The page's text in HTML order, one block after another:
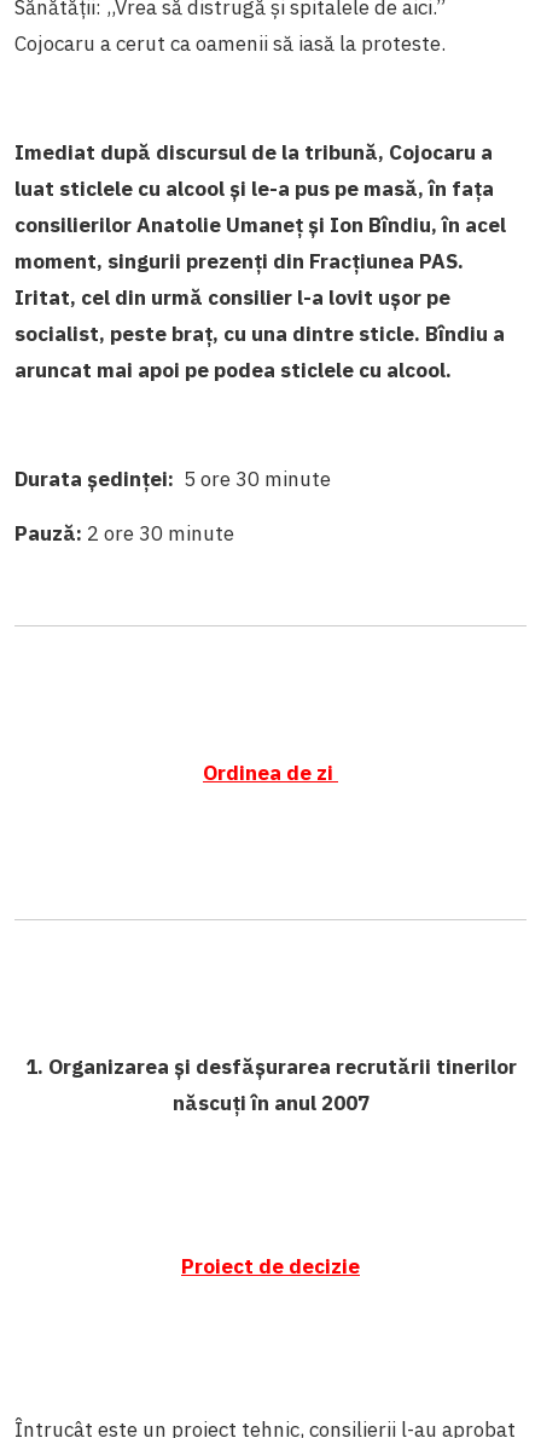
Sănătății: ,,Vrea să distrugă și spitalele de aici.”
Cojocaru a cerut ca oamenii să iasă la proteste.
Imediat după discursul de la tribună, Cojocaru a
luat sticlele cu alcool și le-a pus pe masă, în fața
consilierilor Anatolie Umaneț și Ion Bîndiu, în acel
moment, singurii prezenți din Fracțiunea PAS.
Iritat, cel din urmă consilier l-a lovit ușor pe
socialist, peste braț, cu una dintre sticle. Bîndiu a
aruncat mai apoi pe podea sticlele cu alcool.
Durata ședinței: 5 ore 30 minute
Pauză: 2 ore 30 minute
Ordinea de zi
1. Organizarea și desfășurarea recrutării tinerilor
născuți în anul 2007
Proiect de decizie
Întrucât este un proiect tehnic, consilierii l-au aprobat